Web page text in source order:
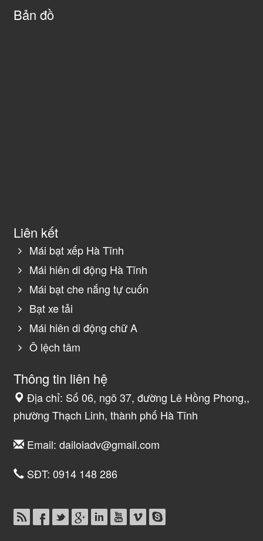
Bản đồ
Liên kết
Mái bạt xếp Hà Tĩnh
Mái hiên di động Hà Tĩnh
Mái bạt che nắng tự cuốn
Bạt xe tải
Mái hiên di động chữ A
Ô lệch tâm
Thông tin liên hệ
Địa chỉ: Số 06, ngõ 37, đường Lê Hồng Phong,,
phường Thạch Linh, thành phố Hà Tĩnh
Email: dailoiadv@gmail.com
SĐT: 0914 148 286